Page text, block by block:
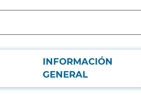
INFORMACIÓN
GENERAL
social procedentes del sistema de